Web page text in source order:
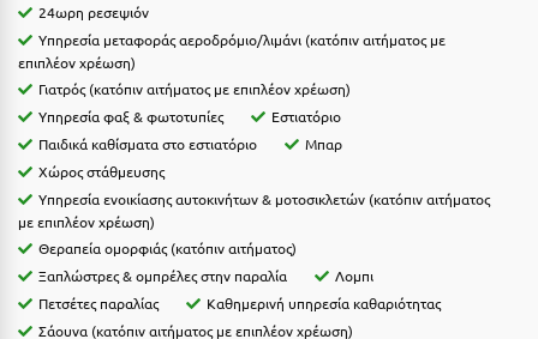
Θ
Θάσος
Θεσσαλονίκη
Ι
Ιεράπετρα
Ιθάκη
Ικαρία
24ωρη ρεσεψιόν
Υπηρεσία μεταφοράς αεροδρόμιο/λιμάνι (κατόπιν αιτήματος με
επιπλέον χρέωση)
Γιατρός (κατόπιν αιτήματος με επιπλέον χρέωση)
Υπηρεσία φαξ & φωτοτυπίες
Εστιατόριο
Παιδικά καθίσματα στο εστιατόριο
Μπαρ
Χώρος στάθμευσης
Υπηρεσία ενοικίασης αυτοκινήτων & μοτοσικλετών (κατόπιν αιτήματος
με επιπλέον χρέωση)
Θεραπεία ομορφιάς (κατόπιν αιτήματος)
Ξαπλώστρες & ομπρέλες στην παραλία
Λομπι
Πετσέτες παραλίας
Καθημερινή υπηρεσία καθαριότητας
Σάουνα (κατόπιν αιτήματος με επιπλέον χρέωση)